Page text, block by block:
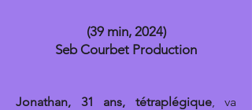
(39 min, 2024)
Seb Courbet Production
Jonathan, 31 ans, tétraplégique, va